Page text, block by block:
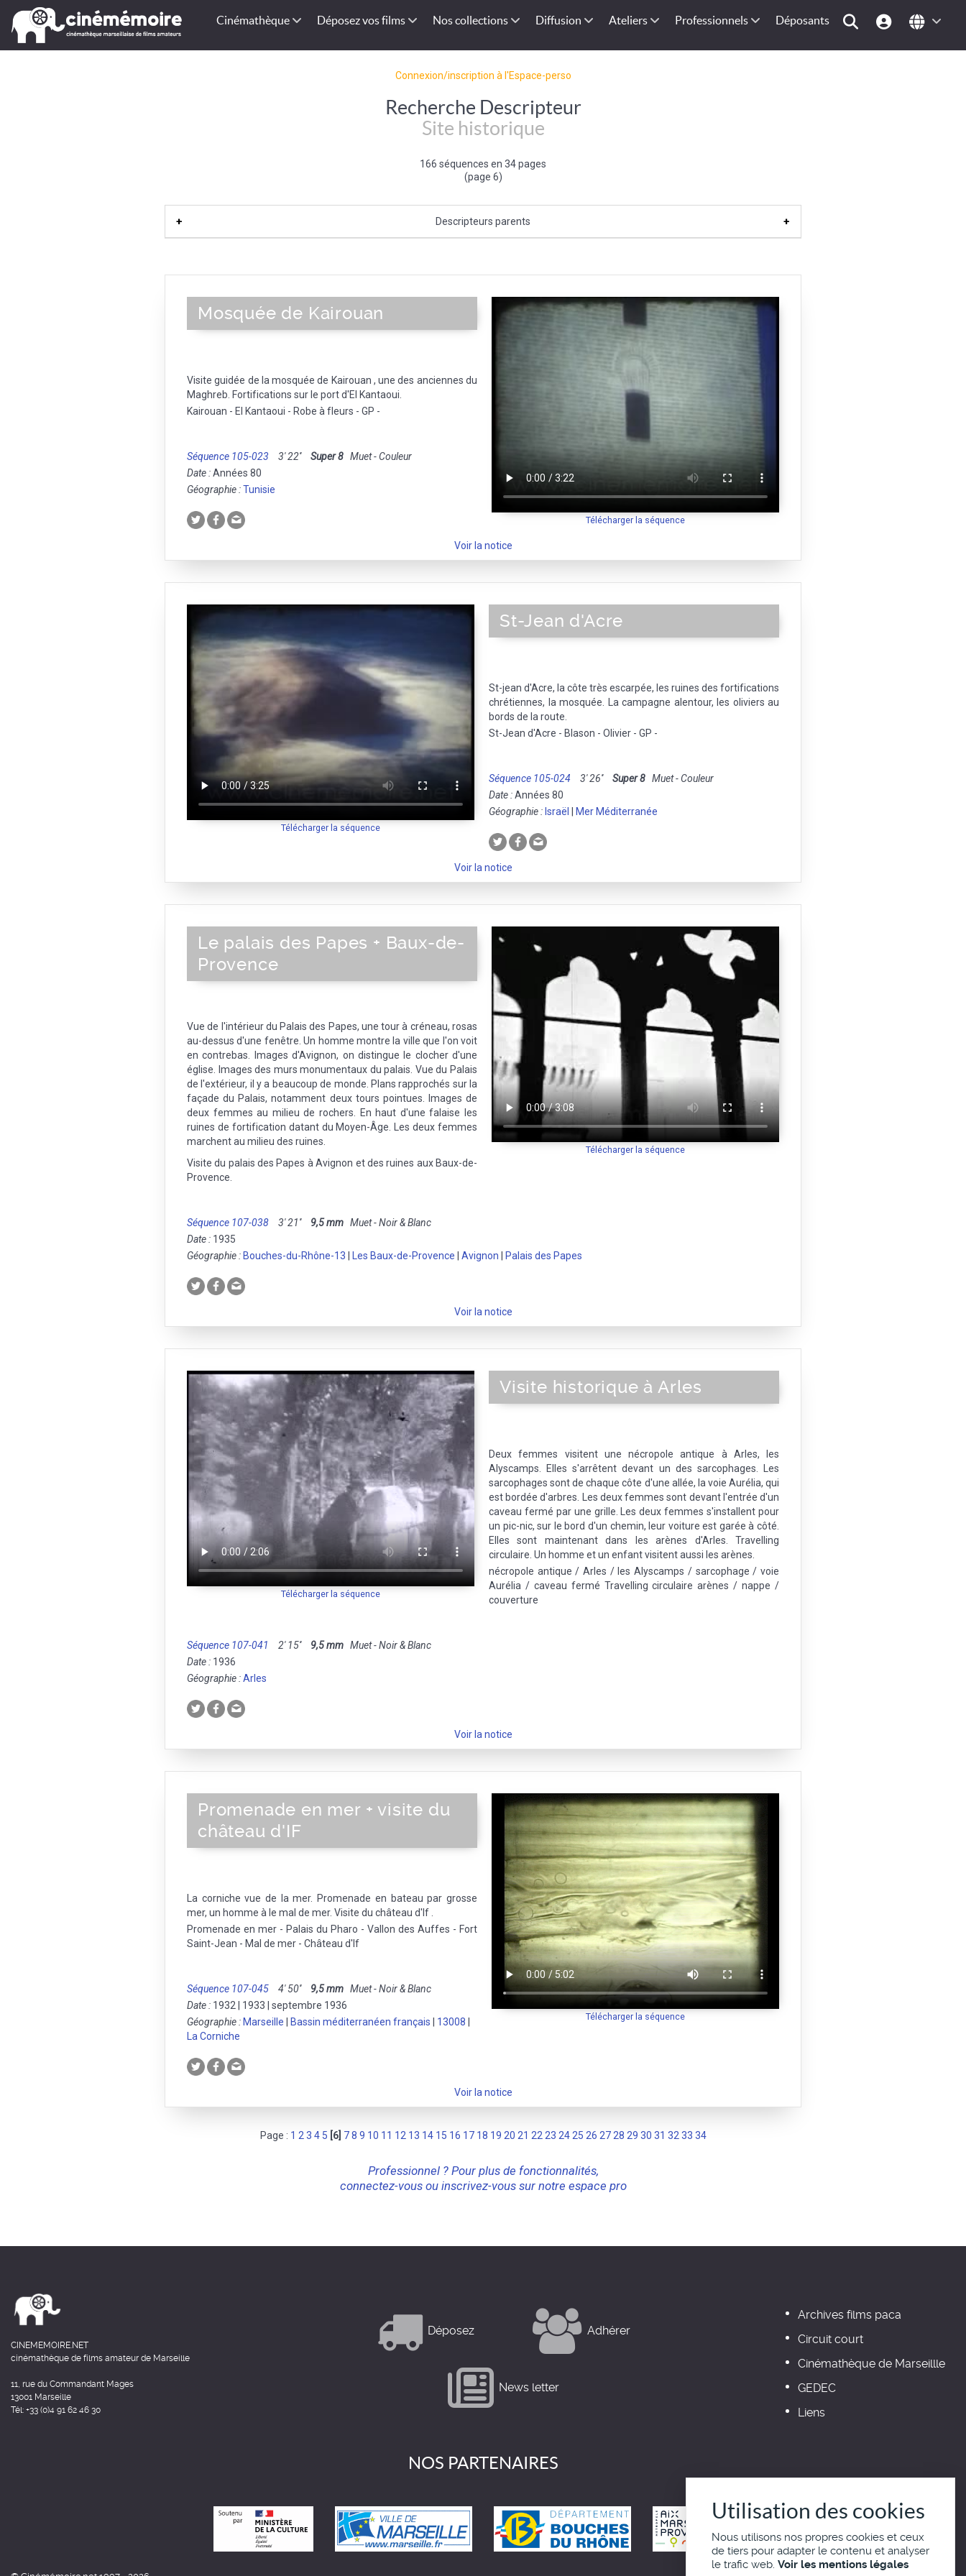
Cinémathèque Déposez vos films Nos collections Diffusion Ateliers Professionnels Déposants
Connexion/inscription à l'Espace-perso
Recherche Descripteur
Site historique
166 séquences en 34 pages
(page 6)
Descripteurs parents
Télécharger la séquence
Mosquée de Kairouan
Visite guidée de la mosquée de Kairouan , une des anciennes du
Maghreb. Fortifications sur le port d'El Kantaoui.
Kairouan - El Kantaoui - Robe à fleurs - GP -
Séquence 105-023 3' 22'' Super 8 Muet - Couleur
Date :Années 80
Géographie :Tunisie
Voir la notice
Télécharger la séquence
St-Jean d'Acre
St-jean d'Acre, la côte très escarpée, les ruines des fortifications
chrétiennes, la mosquée. La campagne alentour, les oliviers au
bords de la route.
St-Jean d'Acre - Blason - Olivier - GP -
Séquence 105-024 3' 26'' Super 8 Muet - Couleur
Date :Années 80
Géographie : Israël Mer Méditerranée
Voir la notice
Télécharger la séquence
Le palais des Papes + Baux-de-
Provence
Vue de l'intérieur du Palais des Papes, une tour à créneau, rosas
au-dessus d'une fenêtre. Un homme montre la ville que l'on voit
en contrebas. Images d'Avignon, on distingue le clocher d'une
église. Images des murs monumentaux du palais. Vue du Palais
de l'extérieur, il y a beaucoup de monde. Plans rapprochés sur la
façade du Palais, notamment deux tours pointues. Images de
deux femmes au milieu de rochers. En haut d'une falaise les
ruines de fortification datant du Moyen-Âge. Les deux femmes
marchent au milieu des ruines.
Visite du palais des Papes à Avignon et des ruines aux Baux-de-
Provence.
Séquence 107-038 3' 21'' 9,5 mm Muet - Noir & Blanc
Date : 1935
Géographie : Bouches-du-Rhône-13 Les Baux-de-Provence Avignon Palais des Papes
Voir la notice
Télécharger la séquence
Visite historique à Arles
Deux femmes visitent une nécropole antique à Arles, les
Alyscamps. Elles s'arrêtent devant un des sarcophages. Les
sarcophages sont de chaque côte d'une allée, la voie Aurélia, qui
est bordée d'arbres. Les deux femmes sont devant l'entrée d'un
caveau fermé par une grille. Les deux femmes s'installent pour
un pic-nic, sur le bord d'un chemin, leur voiture est garée à côté.
Elles sont maintenant dans les arènes d'Arles. Travelling
circulaire. Un homme et un enfant visitent aussi les arènes.
nécropole antique / Arles / les Alyscamps / sarcophage / voie
Aurélia / caveau fermé Travelling circulaire arènes / nappe /
couverture
Séquence 107-041 2' 15'' 9,5 mm Muet - Noir & Blanc
Date : 1936
Géographie :Arles
Voir la notice
Télécharger la séquence
Promenade en mer + visite du
château d'IF
La corniche vue de la mer. Promenade en bateau par grosse
mer, un homme à le mal de mer. Visite du château d'If .
Promenade en mer - Palais du Pharo - Vallon des Auffes - Fort
Saint-Jean - Mal de mer - Château d'If
Séquence 107-045 4' 50'' 9,5 mm Muet - Noir & Blanc
Date : 1932 | 1933 | septembre 1936
Géographie : Marseille Bassin méditerranéen français 13008
La Corniche
Voir la notice
Page : 1 2 3 4 5 [6] 7 8 9 10 11 12 13 14 15 16 17 18 19 20 21 22 23 24 25 26 27 28 29 30 31 32 33 34
Professionnel ? Pour plus de fonctionnalités,
connectez-vous ou inscrivez-vous sur notre espace pro
CINEMEMOIRE.NET
cinémathèque de films amateur de Marseille
11, rue du Commandant Mages
13001 Marseille
Tél: +33 (0)4 91 62 46 30
Déposez Adhérer
News letter
Archives films paca
Circuit court
Cinémathèque de Marseillle
GEDEC
Liens
NOS PARTENAIRES
Utilisation des cookies
Nous utilisons nos propres cookies et ceux
de tiers pour adapter le contenu et analyser
le trafic web. Voir les mentions légales